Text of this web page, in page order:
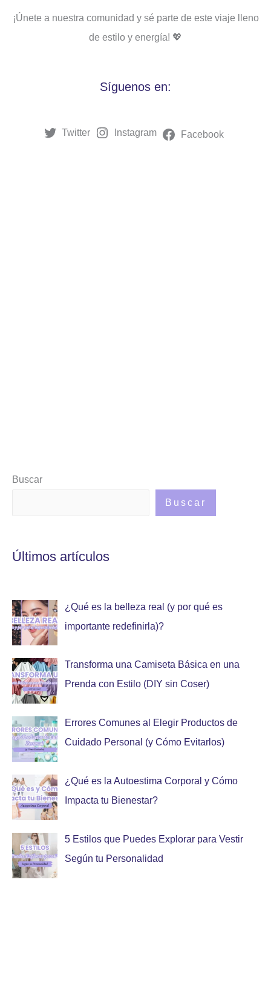
¡Únete a nuestra comunidad y sé parte de este viaje lleno
de estilo y energía! 💖
Síguenos en:
Twitter Instagram Facebook
Buscar
Buscar
Últimos artículos
¿Qué es la belleza real (y por qué es
importante redefinirla)?
Transforma una Camiseta Básica en una
Prenda con Estilo (DIY sin Coser)
Errores Comunes al Elegir Productos de
Cuidado Personal (y Cómo Evitarlos)
¿Qué es la Autoestima Corporal y Cómo
Impacta tu Bienestar?
5 Estilos que Puedes Explorar para Vestir
Según tu Personalidad